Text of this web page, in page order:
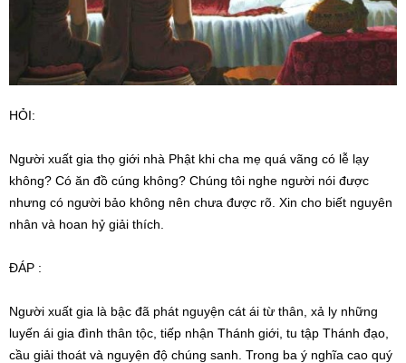
HỎI:
Người xuất gia thọ giới nhà Phật khi cha mẹ quá vãng có lễ lạy
không? Có ăn đồ cúng không? Chúng tôi nghe người nói được
nhưng có người bảo không nên chưa được rõ. Xin cho biết nguyên
nhân và hoan hỷ giải thích.
ĐÁP :
Người xuất gia là bậc đã phát nguyện cát ái từ thân, xả ly những
luyến ái gia đình thân tộc, tiếp nhận Thánh giới, tu tập Thánh đạo,
cầu giải thoát và nguyện độ chúng sanh. Trong ba ý nghĩa cao quý